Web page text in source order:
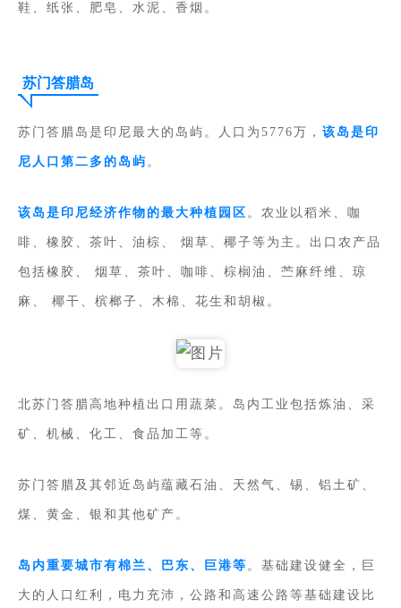
鞋、纸张、肥皂、水泥、香烟。
苏门答腊岛
苏门答腊岛是印尼最大的岛屿。人口为5776万， 该岛是印
尼人口第二多的岛屿。
该岛是印尼经济作物的最大种植园区 。农业以稻米、咖
啡、橡胶、茶叶、油棕、 烟草、椰子等为主。出口农产品
包括橡胶、 烟草、茶叶、咖啡、棕榈油、苎麻纤维、琼
麻、 椰干、槟榔子、木棉、花生和胡椒。
北苏门答腊高地种植出口用蔬菜。岛内工业包括炼油、采
矿、机械、化工、食品加工等。
苏门答腊及其邻近岛屿蕴藏石油、天然气、锡、铝土矿、
煤、黄金、银和其他矿产。
岛内重要城市有棉兰、巴东、巨港等 。基础建设健全，巨
大的人口红利，电力充沛，公路和高速公路等基础建设比